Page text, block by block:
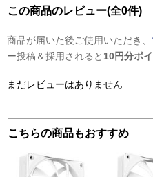
この商品のレビュー(全0件)
商品が届いた後ご使用いただき、
ー投稿＆採用されると 10円分ポ
まだレビューはありません
こちらの商品もおすすめ